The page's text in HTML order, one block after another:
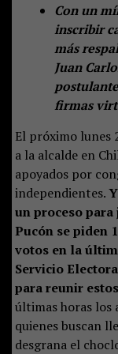
Con un
inscribir
más
Juan
firmas
El próximo lunes
a la alcalde en
apoyados por
independientes.
un proceso
Pucón se piden
votos en la
Servicio
para reunir
últimas horas los
quienes buscan
desgrana el